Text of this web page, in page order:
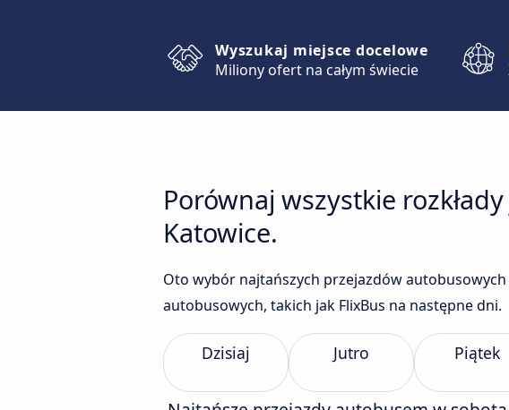
Wyszukaj miejsce docelowe
Miliony ofert na całym świecie
Porównaj wszystkie
Katowice.
Oto wybór najtańszych przejazdów
autobusowych, takich jak FlixBus na następne dni.
Dzisiaj Jutro Piątek